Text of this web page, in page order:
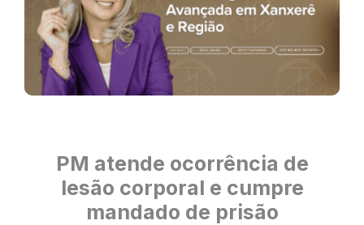
PM atende ocorrência de
lesão corporal e cumpre
mandado de prisão